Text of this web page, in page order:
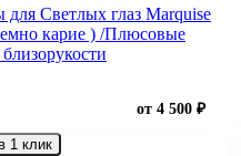
Светлых глаз Marquise
карие ) /Плюсовые
от 4 500 ₽
1 клик